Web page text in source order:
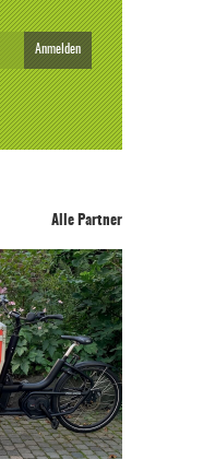
Anmelden
Alle Partner